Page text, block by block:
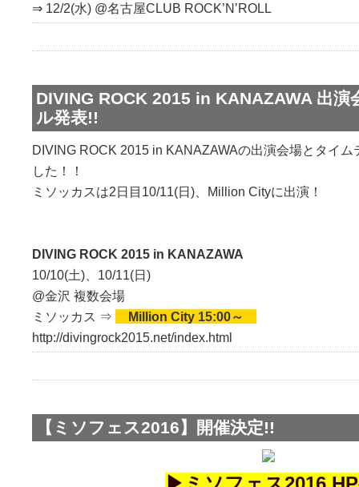
⇒ 12/2(水) @名古屋CLUB ROCK’N’ROLL
DIVING ROCK 2015 in KANAZAWA 出演
ル発表!!
DIVING ROCK 2015 in KANAZAWAの出演会場とタイ
した！！
ミソッカスは2日目10/11(日)、Million Cityに出演！
DIVING ROCK 2015 in KANAZAWA
10/10(土)、10/11(日)
@金沢 複数会場
ミソッカス ⇒
Million City 15:00～
http://divingrock2015.net/index.html
【ミソフェス2016】開催決定!!